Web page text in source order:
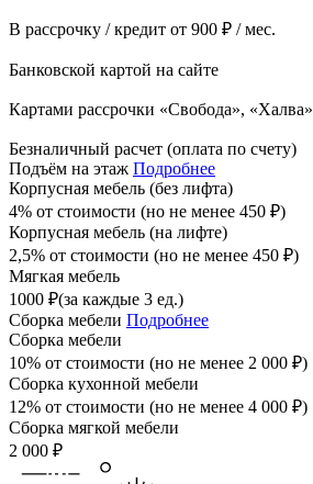
В рассрочку / кредит от 900 ₽ / мес.
Банковской картой на сайте
Картами рассрочки «Свобода», «Халва»
Безналичный расчет (оплата по счету)
Подъём на этаж Подробнее
Корпусная мебель (без лифта)
4% от стоимости (но не менее 450 ₽)
Корпусная мебель (на лифте)
2,5% от стоимости (но не менее 450 ₽)
Мягкая мебель
1000 ₽(за каждые 3 ед.)
Сборка мебели Подробнее
Сборка мебели
10% от стоимости (но не менее 2 000 ₽)
Сборка кухонной мебели
12% от стоимости (но не менее 4 000 ₽)
Сборка мягкой мебели
2 000 ₽